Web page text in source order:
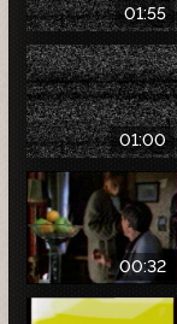
01:55
01:00
00:32